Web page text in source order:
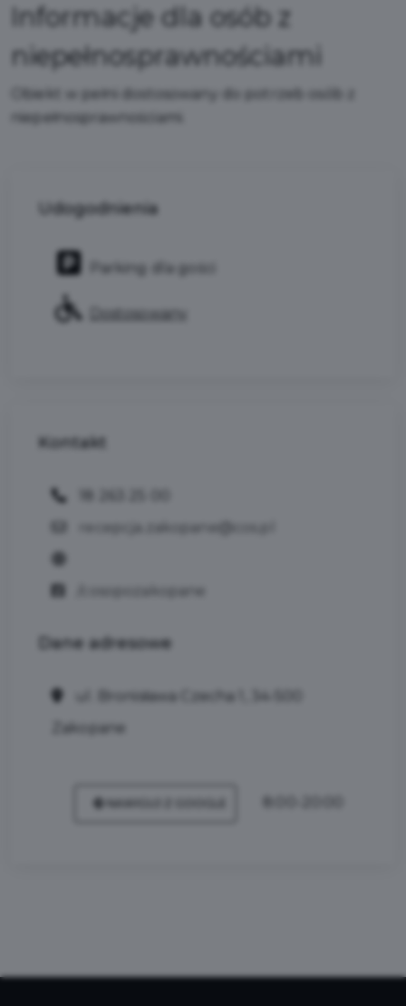
Informacje dla osób z
niepełnosprawnościami
Obiekt w pełni dostosowany do potrzeb osób z
niepełnosprawnościami.
Udogodnienia
Parking dla gości
Dostosowany
Kontakt
recepcja.zakopane@cos.pl
/cosopozakopane
Dane adresowe
ul. Bronisława Czecha 1, 34-500
Zakopane